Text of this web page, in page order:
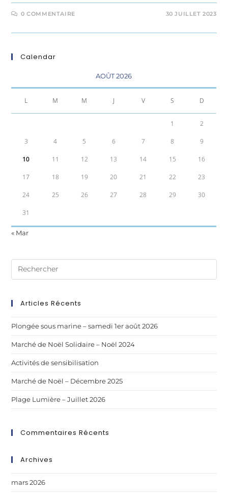
0 COMMENTAIRE 30 JUILLET 2023
Calendar
AOÛT 2026
L M M J V S D
1 2
3 4 5 6 7 8 9
10 11 12 13 14 15 16
17 18 19 20 21 22 23
24 25 26 27 28 29 30
31
« Mar
Articles Récents
Plongée sous marine – samedi 1er août 2026
Marché de Noël Solidaire – Noël 2024
Activités de sensibilisation
Marché de Noël – Décembre 2025
Plage Lumière – Juillet 2026
Commentaires Récents
Archives
mars 2026